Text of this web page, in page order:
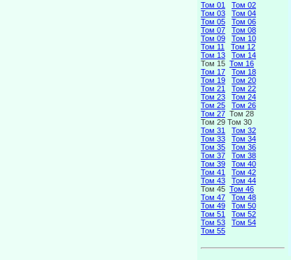
Том 01
Том 02
Том 03
Том 04
Том 05
Том 06
Том 07
Том 08
Том 09
Том 10
Том 11
Том 12
Том 13
Том 14
Том 15 Том 16
Том 17
Том 18
Том 19
Том 20
Том 21
Том 22
Том 23
Том 24
Том 25
Том 26
Том 27 Том 28
Том 29 Том 30
Том 31
Том 32
Том 33
Том 34
Том 35
Том 36
Том 37
Том 38
Том 39
Том 40
Том 41
Том 42
Том 43
Том 44
Том 45 Том 46
Том 47
Том 48
Том 49
Том 50
Том 51
Том 52
Том 53
Том 54
Том 55